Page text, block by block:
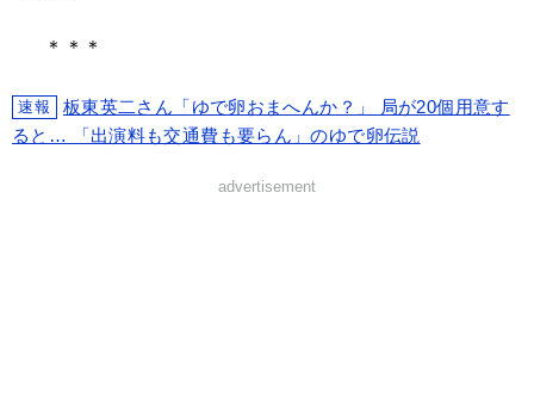
＊＊＊
速報
板東英二さん「ゆで卵おまへんか？」 局が20個用意す
ると… 「出演料も交通費も要らん」のゆで卵伝説
advertisement